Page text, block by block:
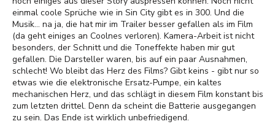
einmal coole Sprüche wie in Sin City gibt es in 300. Und die
Musik... na ja, die hat mir im Trailer besser gefallen als im Film
(da geht einiges an Coolnes verloren). Kamera-Arbeit ist nicht
besonders, der Schnitt und die Toneffekte haben mir gut
gefallen. Die Darsteller waren, bis auf ein paar Ausnahmen,
schlecht! Wo bleibt das Herz des Films? Gibt keins - gibt nur so
etwas wie die elektronische Ersatz-Pumpe, ein kaltes
mechanischen Herz, und das schlägt in diesem Film konstant bis
zum letzten drittel. Denn da scheint die Batterie ausgegangen
zu sein. Das Ende ist wirklich unbefriedigend.